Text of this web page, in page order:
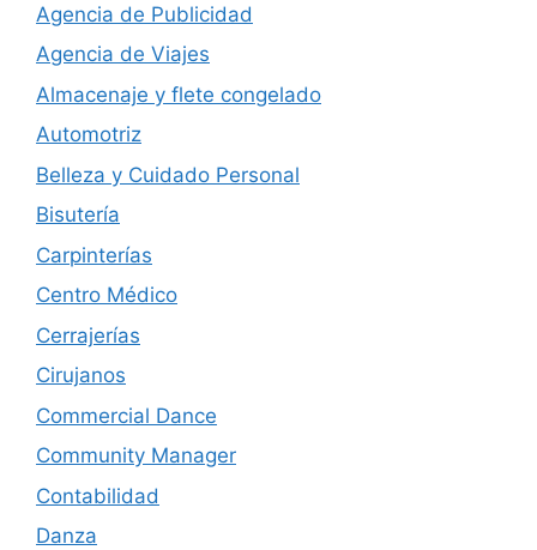
Agencia de Publicidad
Agencia de Viajes
Almacenaje y flete congelado
Automotriz
Belleza y Cuidado Personal
Bisutería
Carpinterías
Centro Médico
Cerrajerías
Cirujanos
Commercial Dance
Community Manager
Contabilidad
Danza